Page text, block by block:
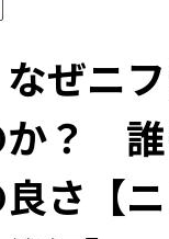
なぜニ
か？ 誰
さ【